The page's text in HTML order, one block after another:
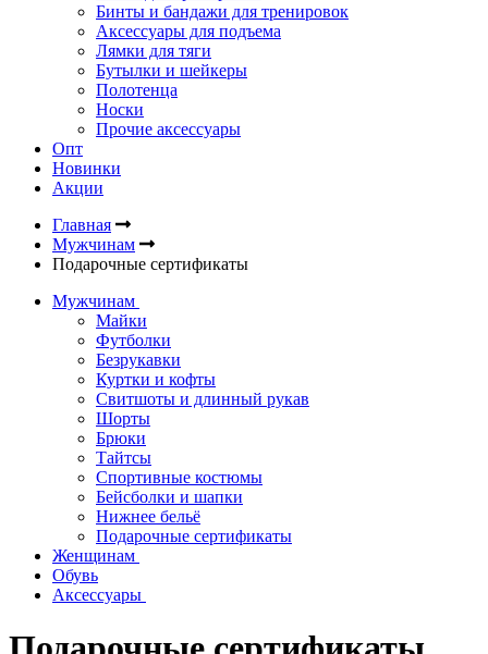
Бинты и бандажи для тренировок
Аксессуары для подъема
Лямки для тяги
Бутылки и шейкеры
Полотенца
Носки
Прочие аксессуары
Опт
Новинки
Акции
Главная
Мужчинам
Подарочные сертификаты
Мужчинам
Майки
Футболки
Безрукавки
Куртки и кофты
Свитшоты и длинный рукав
Шорты
Брюки
Тайтсы
Спортивные костюмы
Бейсболки и шапки
Нижнее бельё
Подарочные сертификаты
Женщинам
Обувь
Аксессуары